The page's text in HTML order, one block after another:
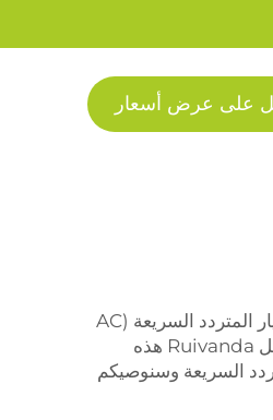
على عرض أسعار
هناك موجة متزايدة من الشعبية للمركبات الكهربائية، أو EVs. وهي شائعة لأنها جيدة للبيئة. ولكن، كيف يمكن شحنها بسرعة؟ هنا تأتي أهمية شواحن التيار المتردد السريعة (AC
fast chargers). تتيح هذه الشواحن للأشخاص شحن سياراتهم الكهربائية بشكل أسرع مقارنة بالشواحن العادية. على الرغم من ذلك، تُصنّع شركات مثل Ruivanda هذه
السريعة وسنوصيكم